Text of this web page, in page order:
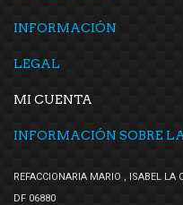
INFORMACIÓN
LEGAL
MI CUENTA
INFORMACIÓN SOBRE
REFACCIONARIA MARIO , ISABEL LA
DF 06880